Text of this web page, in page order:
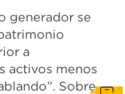
generador se
a
activos menos
Sobre